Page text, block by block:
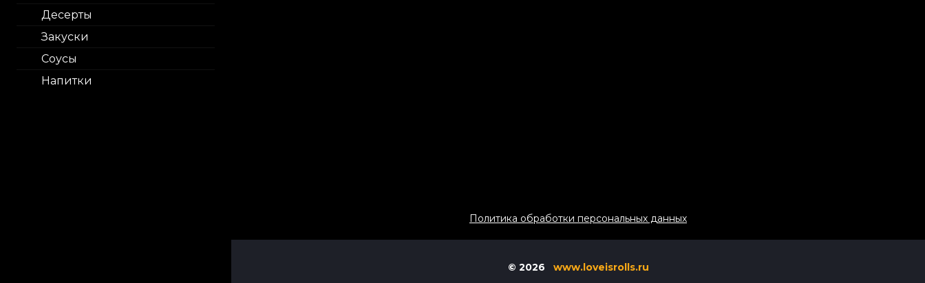
Десерты
Закуски
Соусы
Напитки
Политика обработки персональных данных
© 2026 www.loveisrolls.ru